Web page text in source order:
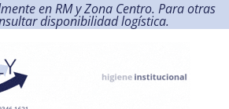
en RM y Zona Centro. Para otras
disponibilidad logística.